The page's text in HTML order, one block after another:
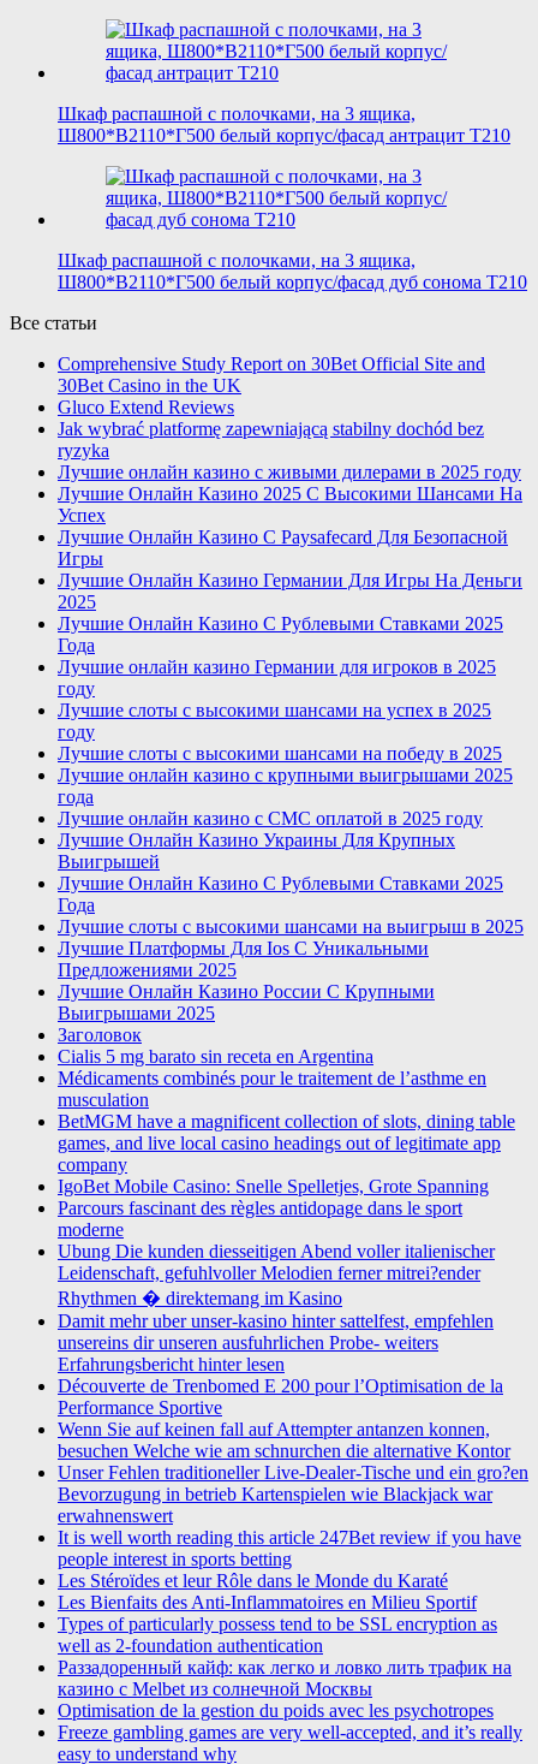
Шкаф распашной с полочками, на 3 ящика,
Ш800*В2110*Г500 белый корпус/фасад антрацит T210
Шкаф распашной с полочками, на 3 ящика,
Ш800*В2110*Г500 белый корпус/фасад дуб сонома T210
Все статьи
Comprehensive Study Report on 30Bet Official Site and
30Bet Casino in the UK
Gluco Extend Reviews
Jak wybrać platformę zapewniającą stabilny dochód bez
ryzyka
Лучшие онлайн казино с живыми дилерами в 2025 году
Лучшие Онлайн Казино 2025 С Высокими Шансами На
Успех
Лучшие Онлайн Казино С Paysafecard Для Безопасной
Игры
Лучшие Онлайн Казино Германии Для Игры На Деньги
2025
Лучшие Онлайн Казино С Рублевыми Ставками 2025
Года
Лучшие онлайн казино Германии для игроков в 2025
году
Лучшие слоты с высокими шансами на успех в 2025
году
Лучшие слоты с высокими шансами на победу в 2025
Лучшие онлайн казино с крупными выигрышами 2025
года
Лучшие онлайн казино с СМС оплатой в 2025 году
Лучшие Онлайн Казино Украины Для Крупных
Выигрышей
Лучшие Онлайн Казино С Рублевыми Ставками 2025
Года
Лучшие слоты с высокими шансами на выигрыш в 2025
Лучшие Платформы Для Ios С Уникальными
Предложениями 2025
Лучшие Онлайн Казино России С Крупными
Выигрышами 2025
Заголовок
Cialis 5 mg barato sin receta en Argentina
Médicaments combinés pour le traitement de l’asthme en
musculation
BetMGM have a magnificent collection of slots, dining table
games, and live local casino headings out of legitimate app
company
IgoBet Mobile Casino: Snelle Spelletjes, Grote Spanning
Parcours fascinant des règles antidopage dans le sport
moderne
Ubung Die kunden diesseitigen Abend voller italienischer
Leidenschaft, gefuhlvoller Melodien ferner mitrei?ender
Rhythmen � direktemang im Kasino
Damit mehr uber unser-kasino hinter sattelfest, empfehlen
unsereins dir unseren ausfuhrlichen Probe- weiters
Erfahrungsbericht hinter lesen
Découverte de Trenbomed E 200 pour l’Optimisation de la
Performance Sportive
Wenn Sie auf keinen fall auf Attempter antanzen konnen,
besuchen Welche wie am schnurchen die alternative Kontor
Unser Fehlen traditioneller Live-Dealer-Tische und ein gro?en
Bevorzugung in betrieb Kartenspielen wie Blackjack war
erwahnenswert
It is well worth reading this article 247Bet review if you have
people interest in sports betting
Les Stéroïdes et leur Rôle dans le Monde du Karaté
Les Bienfaits des Anti-Inflammatoires en Milieu Sportif
Types of particularly possess tend to be SSL encryption as
well as 2-foundation authentication
Раззадоренный кайф: как легко и ловко лить трафик на
казино с Melbet из солнечной Москвы
Optimisation de la gestion du poids avec les psychotropes
Freeze gambling games are very well-accepted, and it’s really
easy to understand why